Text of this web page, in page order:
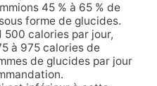
45 % à 65 % de
forme de glucides.
500 calories par jour,
à 975 calories de
de glucides par jour